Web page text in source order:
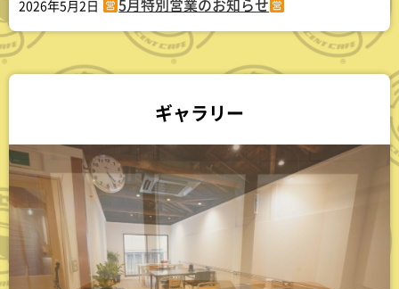
2026年5月2日 5月特別営業のお知らせ
ギャラリー